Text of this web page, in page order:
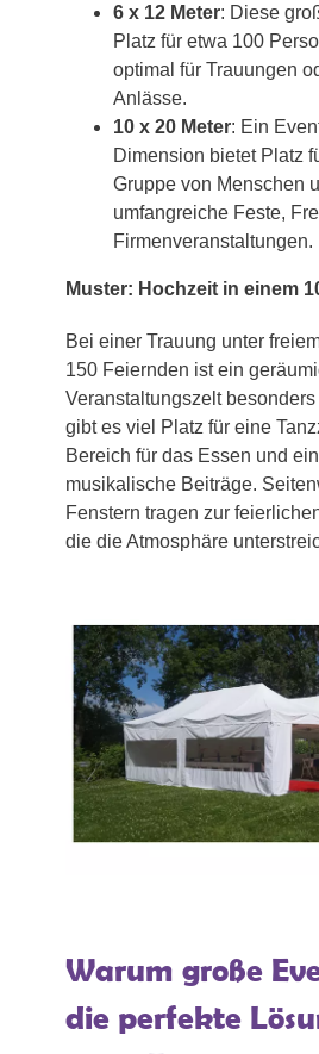
6 x 12 Meter: Diese
Platz für etwa 100
optimal für Trauungen
Anlässe.
10 x 20 Meter: Ein
Dimension bietet Platz
Gruppe von Menschen
umfangreiche Feste,
Firmenveranstaltungen.
Muster: Hochzeit in einem
Bei einer Trauung unter
150 Feiernden ist ein
Veranstaltungszelt
gibt es viel Platz für eine
Bereich für das Essen und
musikalische Beiträge.
Fenstern tragen zur
die die Atmosphäre
Warum große
die perfekte